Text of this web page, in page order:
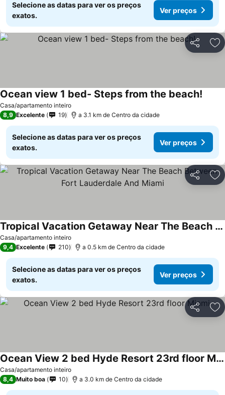
Selecione as datas para ver os preços
exatos.
Ver preços
Partilhar
Casa/apartamento inteiro
Ocean view 1 bed- Steps from the beach!
8,9 Excelente 19 a 3.1 km de Centro da cidade
Selecione as datas para ver os preços
exatos.
Ver preços
Partilhar
Casa/apartamento inteiro
Tropical Vacation Getaway Near The Beach Between Fort Lauderdale And Miami
9,4 Excelente 210 a 0.5 km de Centro da cidade
Selecione as datas para ver os preços
exatos.
Ver preços
Partilhar
Casa/apartamento inteiro
Ocean View 2 bed Hyde Resort 23rd floor Miami
8,4 Muito boa 10 a 3.0 km de Centro da cidade